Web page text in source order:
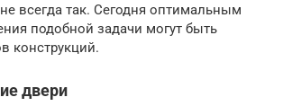
всегда так. Сегодня оптимальным
подобной задачи могут быть
конструкций.
двери